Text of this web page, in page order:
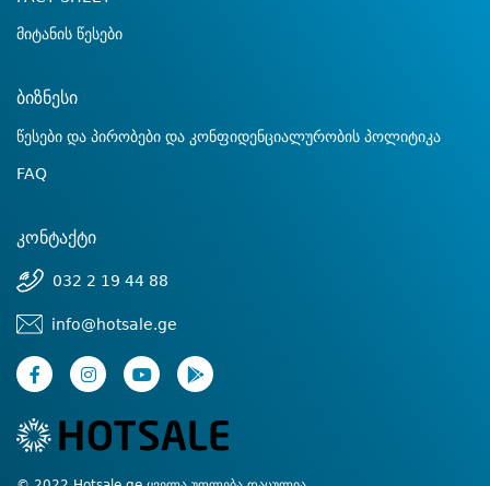
მიტანის წესები
ბიზნესი
წესები და პირობები და კონფიდენციალურობის პოლიტიკა
FAQ
კონტაქტი
032 2 19 44 88
info@hotsale.ge